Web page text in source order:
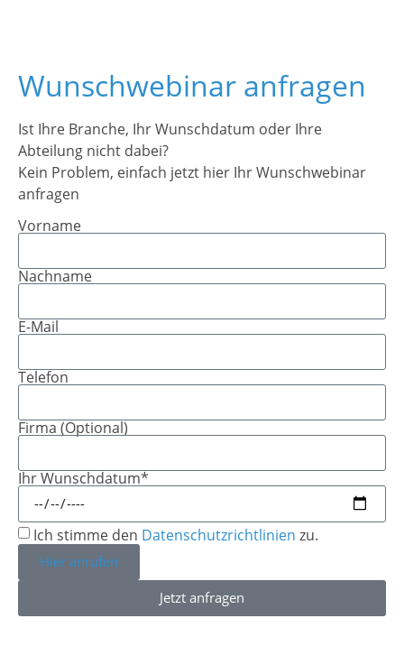
Wunschwebinar anfragen
Ist Ihre Branche, Ihr Wunschdatum oder Ihre
Abteilung nicht dabei?
Kein Problem, einfach jetzt hier Ihr Wunschwebinar
anfragen
Vorname
Nachname
E-Mail
Telefon
Firma (Optional)
Ihr Wunschdatum*
Ich stimme den Datenschutzrichtlinien zu.
Hier anrufen
Jetzt anfragen